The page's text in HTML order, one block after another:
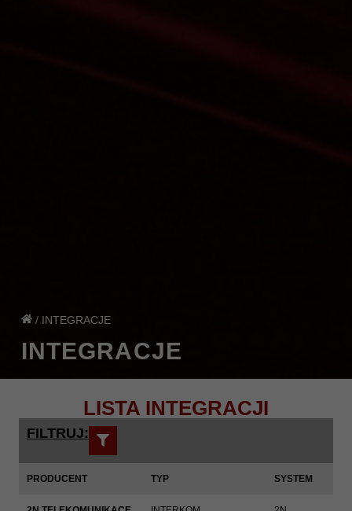
/ INTEGRACJE
INTEGRACJE
LISTA INTEGRACJI
FILTRUJ:
PRODUCENT TYP SYSTEM